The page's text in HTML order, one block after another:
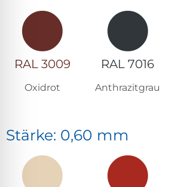
RAL 3009
Oxidrot
RAL 7016
Anthrazitgrau
Stärke: 0,60 mm